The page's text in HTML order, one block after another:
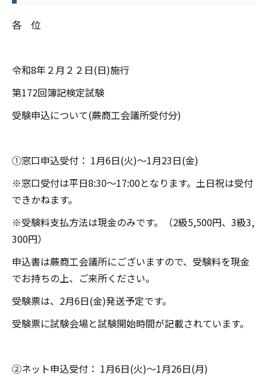
各 位
令和8年２月２２日(日)施行
第172回簿記検定試験
受験申込について(蕨商工会議所受付分)
①窓口申込受付： 1月6日(火)～1月23日(金)
※窓口受付は平日8:30～17:00となります。土日祝は受付
できかねます。
※受験料支払方法は現金のみです。（2級5,500円、3級3,
300円）
申込書は蕨商工会議所にございますので、受験料を現金
でお持ちの上、ご来所ください。
受験票は、2月6日(金)発送予定です。
受験票に試験会場と試験開始時間が記載されています。
②ネット申込受付： 1月6日(火)～1月26日(月)